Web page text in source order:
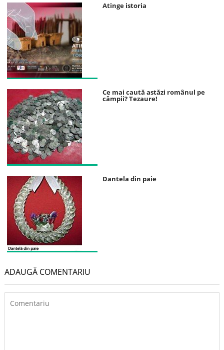
Atinge istoria
Ce mai caută astăzi românul pe
câmpii? Tezaure!
Dantela din paie
ADAUGĂ COMENTARIU